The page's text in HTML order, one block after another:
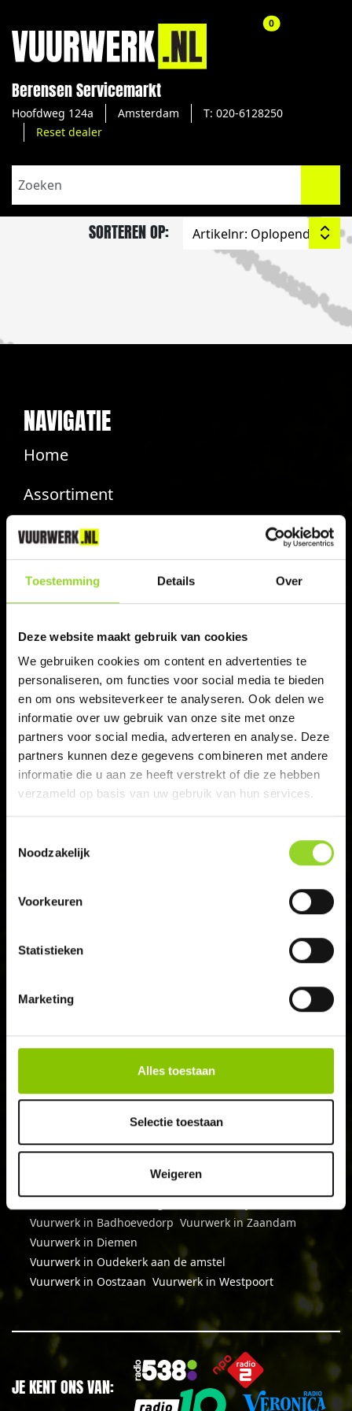
Toestemming Details Over
Deze website maakt gebruik van cookies
We gebruiken cookies om content en advertenties te
personaliseren, om functies voor social media te bieden
en om ons websiteverkeer te analyseren. Ook delen we
informatie over uw gebruik van onze site met onze
partners voor social media, adverteren en analyse. Deze
partners kunnen deze gegevens combineren met andere
informatie die u aan ze heeft verstrekt of die ze hebben
verzameld op basis van uw gebruik van hun services.
Noodzakelijk
Voorkeuren
Statistieken
Marketing
Alles toestaan
Selectie toestaan
Weigeren
Berensen Servicemarkt
Hoofdweg 124a Amsterdam
T: 020-6128250
Reset dealer
0aantal
SORTEREN OP:
NAVIGATIE
Home
Assortiment
Vuurwerkdealers
Contact
INFO
Veelgestelde vragen
Giftcard saldo checken
Verkoopdata & regels
Vuurwerk bestellen
Vuurwerkverbod?
Algemene voorwaarden
BLIJF OP DE HOOGTE
Schrijf je in voor onze nieuwsbrief en
aanbiedingen.
SCHRIJF JE IN
Vuurwerk in Amsterdam Vuurwerk in Amstelveen
Vuurwerk in Zwanenburg Vuurwerk in Lijnden
Vuurwerk in Badhoevedorp Vuurwerk in Zaandam
Vuurwerk in Diemen
Vuurwerk in Oudekerk aan de amstel
Vuurwerk in Oostzaan Vuurwerk in Westpoort
JE KENT ONS VAN: